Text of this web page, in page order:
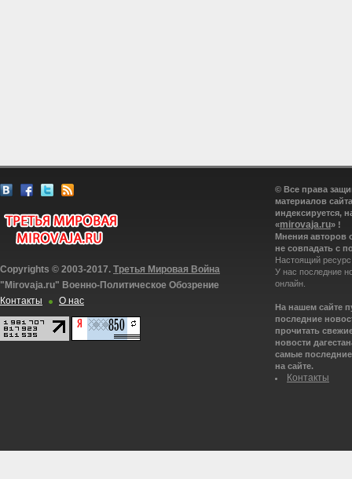
Copyrights © 2003-2017. Третья Мировая Война
"Mirovaja.ru" Военно-Политическое Обозрение
Контакты
О нас
© Все права
материалов
индексируется,
«mirovaja.ru» !
Мнения авторов
не совпадать с
Настоящий
У нас последние
онлайн.
На нашем сайте
последние
прочитать
новости
самые
на сайте.
Контакты